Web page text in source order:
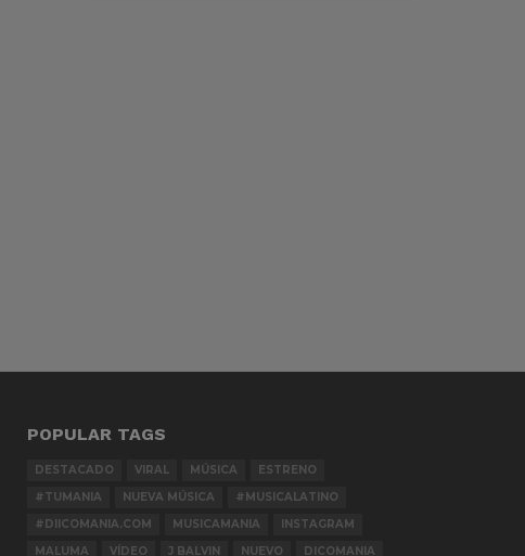
POPULAR TAGS
DESTACADO VIRAL MÚSICA
ESTRENO
#TUMANIA
NUEVA MÚSICA
#MUSICALATINO
#DIICOMANIA.COM
MUSICAMANIA
INSTAGRAM
MALUMA
VÍDEO J BALVIN NUEVO DICOMANIA